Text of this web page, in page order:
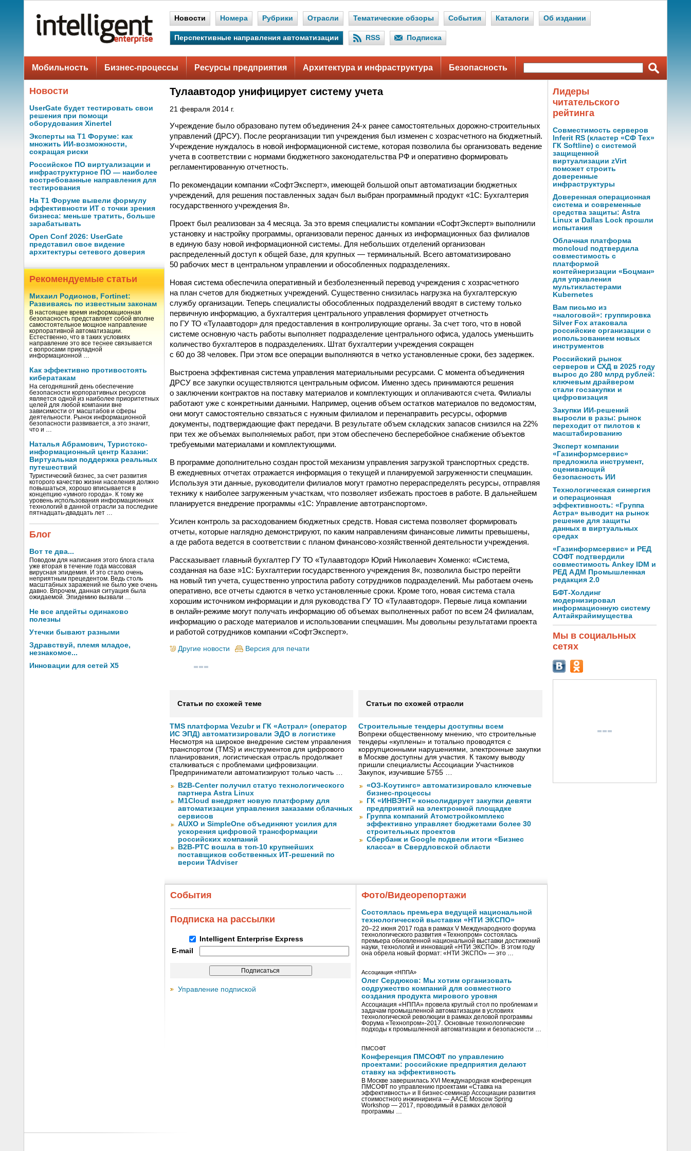
Новости Номера Рубрики Отрасли Тематические обзоры События Каталоги Об издании
Перспективные направления автоматизации RSS Подписка
Мобильность Бизнес-процессы Ресурсы предприятия Архитектура и инфраструктура Безопасность
Новости
UserGate будет тестировать свои
решения при помощи
оборудования Xinertel
Эксперты на Т1 Форуме: как
множить ИИ-возможности,
сокращая риски
Российское ПО виртуализации и
инфраструктурное ПО — наиболее
востребованные направления для
тестирования
На Т1 Форуме вывели формулу
эффективности ИТ с точки зрения
бизнеса: меньше тратить, больше
зарабатывать
Open Conf 2026: UserGate
представил свое видение
архитектуры сетевого доверия
Рекомендуемые статьи
Михаил Родионов, Fortinet:
Развиваясь по известным законам
В настоящее время информационная
безопасность представляет собой вполне
самостоятельное мощное направление
корпоративной автоматизации.
Естественно, что в таких условиях
направление это все теснее связывается
с вопросами прикладной
информационной …
Как эффективно противостоять
кибератакам
На сегодняшний день обеспечение
безопасности корпоративных ресурсов
является одной из наиболее приоритетных
целей для любой компании вне
зависимости от масштабов и сферы
деятельности. Рынок информационной
безопасности развивается, а это значит,
что и …
Наталья Абрамович, Туристско-
информационный центр Казани:
Виртуальная поддержка реальных
путешествий
Туристический бизнес, за счет развития
которого качество жизни населения должно
повышаться, хорошо вписывается в
концепцию «умного города». К тому же
уровень использования информационных
технологий в данной отрасли за последние
пятнадцать-двадцать лет …
Блог
Вот те два...
Поводом для написания этого блога стала
уже вторая в течение года массовая
вирусная эпидемия. И это стало очень
неприятным прецедентом. Ведь столь
масштабных заражений не было уже очень
давно. Впрочем, данная ситуация была
ожидаемой. Эпидемию вызвали …
Не все апдейты одинаково
полезны
Утечки бывают разными
Здравствуй, племя младое,
незнакомое...
Инновации для сетей X5
Тулаавтодор унифицирует систему учета
21 февраля 2014 г.
Учреждение было образовано путем объединения 24-х ранее самостоятельных дорожно-строительных
управлений (ДРСУ). После реорганизации тип учреждения был изменен с хозрасчетного на бюджетный.
Учреждение нуждалось в новой информационной системе, которая позволила бы организовать ведение
учета в соответствии с нормами бюджетного законодательства РФ и оперативно формировать
регламентированную отчетность.
По рекомендации компании «СофтЭксперт», имеющей большой опыт автоматизации бюджетных
учреждений, для решения поставленных задач был выбран программный продукт «1С: Бухгалтерия
государственного учреждения 8».
Проект был реализован за 4 месяца. За это время специалисты компании «СофтЭксперт» выполнили
установку и настройку программы, организовали перенос данных из информационных баз филиалов
в единую базу новой информационной системы. Для небольших отделений организован
распределенный доступ к общей базе, для крупных — терминальный. Всего автоматизировано
50 рабочих мест в центральном управлении и обособленных подразделениях.
Новая система обеспечила оперативный и безболезненный перевод учреждения с хозрасчетного
на план счетов для бюджетных учреждений. Существенно снизилась нагрузка на бухгалтерскую
службу организации. Теперь специалисты обособленных подразделений вводят в систему только
первичную информацию, а бухгалтерия центрального управления формирует отчетность
по ГУ ТО «Тулаавтодор» для предоставления в контролирующие органы. За счет того, что в новой
системе основную часть работы выполняет подразделение центрального офиса, удалось уменьшить
количество бухгалтеров в подразделениях. Штат бухгалтерии учреждения сокращен
с 60 до 38 человек. При этом все операции выполняются в четко установленные сроки, без задержек.
Выстроена эффективная система управления материальными ресурсами. С момента объединения
ДРСУ все закупки осуществляются центральным офисом. Именно здесь принимаются решения
о заключении контрактов на поставку материалов и комплектующих и оплачиваются счета. Филиалы
работают уже с конкретными данными. Например, оценив объем остатков материалов по ведомостям,
они могут самостоятельно связаться с нужным филиалом и перенаправить ресурсы, оформив
документы, подтверждающие факт передачи. В результате объем складских запасов снизился на 22%
при тех же объемах выполняемых работ, при этом обеспечено бесперебойное снабжение объектов
требуемыми материалами и комплектующими.
В программе дополнительно создан простой механизм управления загрузкой транспортных средств.
В ежедневных отчетах отражается информация о текущей и планируемой загруженности спецмашин.
Используя эти данные, руководители филиалов могут грамотно перераспределять ресурсы, отправляя
технику к наиболее загруженным участкам, что позволяет избежать простоев в работе. В дальнейшем
планируется внедрение программы «1С: Управление автотранспортом».
Усилен контроль за расходованием бюджетных средств. Новая система позволяет формировать
отчеты, которые наглядно демонстрируют, по каким направлениям финансовые лимиты превышены,
а где работа ведется в соответствии с планом финансово-хозяйственной деятельности учреждения.
Рассказывает главный бухгалтер ГУ ТО «Тулаавтодор» Юрий Николаевич Хоменко: «Система,
созданная на базе »1С: Бухгалтерии государственного учреждения 8«, позволила быстро перейти
на новый тип учета, существенно упростила работу сотрудников подразделений. Мы работаем очень
оперативно, все отчеты сдаются в четко установленные сроки. Кроме того, новая система стала
хорошим источником информации и для руководства ГУ ТО «Тулаавтодор». Первые лица компании
в онлайн-режиме могут получать информацию об объемах выполненных работ по всем 24 филиалам,
информацию о расходе материалов и использовании спецмашин. Мы довольны результатами проекта
и работой сотрудников компании «СофтЭксперт».
Другие новости Версия для печати
Статьи по схожей теме
TMS платформа Vezubr и ГК «Астрал» (оператор
ИС ЭПД) автоматизировали ЭДО в логистике
Несмотря на широкое внедрение систем управления
транспортом (TMS) и инструментов для цифрового
планирования, логистическая отрасль продолжает
сталкиваться с проблемами цифровизации.
Предприниматели автоматизируют только часть …
B2B-Center получил статус технологического
партнера Astra Linux
M1Cloud внедряет новую платформу для
автоматизации управления заказами облачных
сервисов
AUXO и SimpleOne объединяют усилия для
ускорения цифровой трансформации
российских компаний
B2B-РТС вошла в топ-10 крупнейших
поставщиков собственных ИТ-решений по
версии TAdviser
Статьи по схожей отрасли
Строительные тендеры доступны всем
Вопреки общественному мнению, что строительные
тендеры «куплены» и тотально проводятся с
коррупционными нарушениями, электронные закупки
в Москве доступны для участия. К такому выводу
пришли специалисты Ассоциации Участников
Закупок, изучившие 5755 …
«ОЗ-Коутингс» автоматизировало ключевые
бизнес-процессы
ГК «ИНВЭНТ» консолидирует закупки девяти
предприятий на электронной площадке
Группа компаний Атомстройкомплекс
эффективно управляет бюджетами более 30
строительных проектов
Сбербанк и Google подвели итоги «Бизнес
класса» в Свердловской области
События
Подписка на рассылки
Intelligent Enterprise Express
E-mail
Управление подпиской
Фото/Видеорепортажи
Состоялась премьера ведущей национальной
технологической выставки «НТИ ЭКСПО»
20–22 июня 2017 года в рамках V Международного форума
технологического развития «Технопром» состоялась
премьера обновленной национальной выставки достижений
науки, технологий и инноваций «НТИ ЭКСПО». В этом году
она обрела новый формат: «НТИ ЭКСПО» — это …
Ассоциация «НППА»
Олег Сердюков: Мы хотим организовать
содружество компаний для совместного
создания продукта мирового уровня
Ассоциация «НППА» провела круглый стол по проблемам и
задачам промышленной автоматизации в условиях
технологической революции в рамках деловой программы
Форума «Технопром»-2017. Основные технологические
подходы к промышленной автоматизации и безопасности …
ПМСОФТ
Конференция ПМСОФТ по управлению
проектами: российские предприятия делают
ставку на эффективность
В Москве завершилась XVI Международная конференция
ПМСОФТ по управлению проектами «Ставка на
эффективность» и II бизнес-семинар Ассоциации развития
стоимостного инжиниринга — AACE Moscow Spring
Workshop — 2017, проводимый в рамках деловой
программы …
Лидеры
читательского
рейтинга
Совместимость серверов
Inferit RS (кластер «СФ Тех»
ГК Softline) с системой
защищенной
виртуализации zVirt
поможет строить
доверенные
инфраструктуры
Доверенная операционная
система и современные
средства защиты: Astra
Linux и Dallas Lock прошли
испытания
Облачная платформа
moncloud подтвердила
совместимость с
платформой
контейнеризации «Боцман»
для управления
мультикластерами
Kubernetes
Вам письмо из
«налоговой»: группировка
Silver Fox атаковала
российские организации с
использованием новых
инструментов
Российский рынок
серверов и СХД в 2025 году
вырос до 280 млрд рублей:
ключевым драйвером
стали госзакупки и
цифровизация
Закупки ИИ-решений
выросли в разы: рынок
переходит от пилотов к
масштабированию
Эксперт компании
«Газинформсервис»
предложила инструмент,
оценивающий
безопасность ИИ
Технологическая синергия
и операционная
эффективность: «Группа
Астра» выводит на рынок
решение для защиты
данных в виртуальных
средах
«Газинформсервис» и РЕД
СОФТ подтвердили
совместимость Ankey IDM и
РЕД АДМ Промышленная
редакция 2.0
БФТ-Холдинг
модернизировал
информационную систему
Алтайкрайимущества
Мы в социальных
сетях